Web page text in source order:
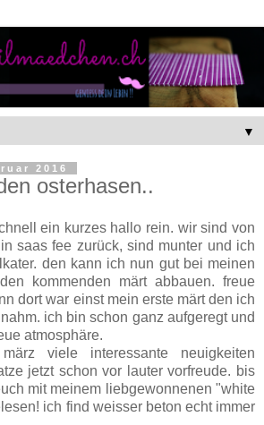
▼
2016
osterhasen..
ein kurzes hallo rein. wir sind von
saas fee zurück, sind munter und ich
den kann ich nun gut bei meinen
kommenden märt abbauen. freue
dort war einst mein erste märt den ich
ich bin schon ganz aufgeregt und
atmosphäre.
viele interessante neuigkeiten
jetzt schon vor lauter vorfreude. bis
mit meinem liebgewonnenen "white
ich find weisser beton echt immer